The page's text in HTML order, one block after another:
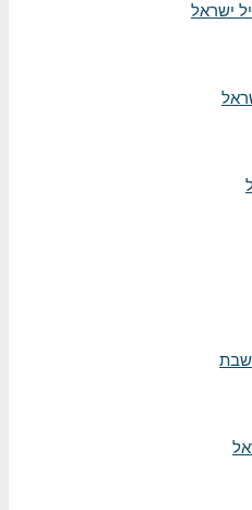
ישראל
שבת